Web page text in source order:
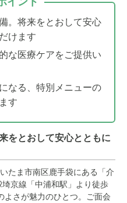
。将来をとおして安心
けます
な医療ケアをご提供い
なる、特別メニューの
す
をとおして安心とともに
たま市南区鹿手袋にある「介
京線「中浦和駅」より徒歩
よさが魅力のひとつ。ご面会